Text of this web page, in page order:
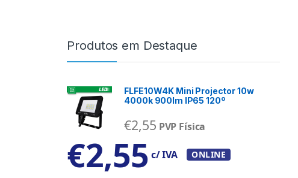
Produtos em Destaque
FLFE10W4K Mini Projector 10w
4000k 900lm IP65 120º
€2,55 PVP Física
€2,55 c/ IVA ONLINE